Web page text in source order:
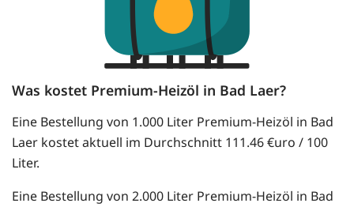
Was kostet Premium-Heizöl in Bad Laer?
Eine Bestellung von 1.000 Liter Premium-Heizöl in Bad
Laer kostet aktuell im Durchschnitt 111.46 €uro / 100
Liter.
Eine Bestellung von 2.000 Liter Premium-Heizöl in Bad